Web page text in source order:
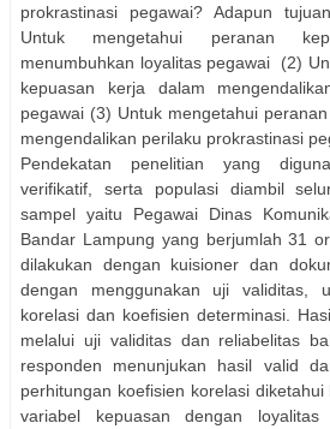
prokrastinasi pegawai? Adapun
Untuk mengetahui peranan
menumbuhkan loyalitas pegawai
(2)
kepuasan kerja dalam
pegawai (3) Untuk mengetahui
mengendalikan perilaku prokrastinasi
Pendekatan penelitian yang
verifikatif, serta populasi diambil
sampel yaitu Pegawai Dinas
Bandar Lampung yang berjumlah 31
dilakukan dengan kuisioner dan
dengan menggunakan uji validitas,
korelasi dan koefisien determinasi.
melalui uji validitas dan reliabelitas
responden menunjukan hasil valid
perhitungan koefisien korelasi
variabel kepuasan dengan